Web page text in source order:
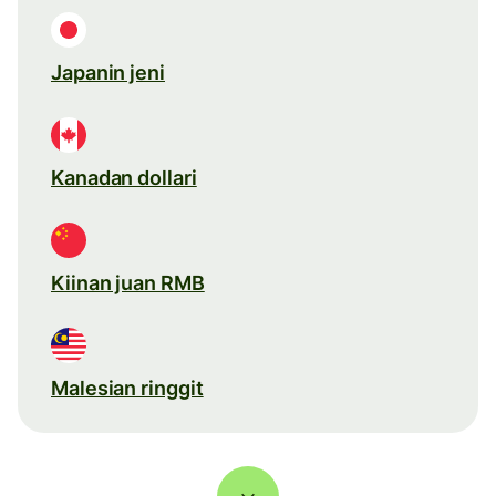
Japanin jeni
Kanadan dollari
Kiinan juan RMB
Malesian ringgit